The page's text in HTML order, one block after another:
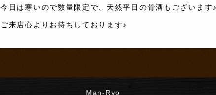
今日は寒いので数量限定で、天然平目の骨酒もございます♪
ご来店心よりお待ちしております♪
Man-Ryo